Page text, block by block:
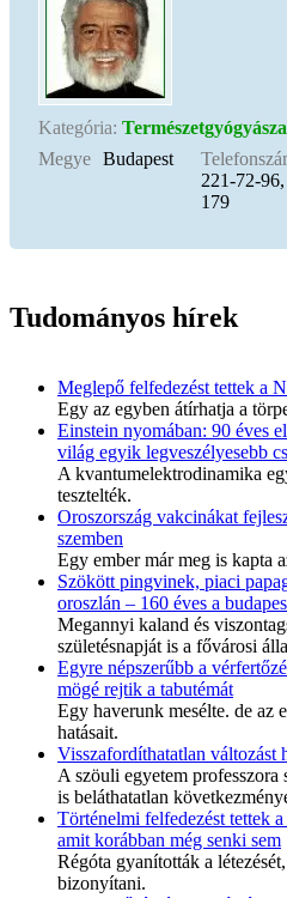
Kategória:
Megye Budapest
221-72-
179
Tudományos hírek
Meglepő felfedezést tettek a
Egy az egyben átírhatja a
Einstein nyomában: 90 éves
világ egyik legveszélyesebb
A kvantumelektrodinamika
tesztelték.
Oroszország vakcinákat
szemben
Egy ember már meg is kapta
Szökött pingvinek, piaci
oroszlán – 160 éves a
Megannyi kaland és
születésnapját is a fővárosi
Egyre népszerűbb a
mögé rejtik a tabutémát
Egy haverunk mesélte. de az
hatásait.
Visszafordíthatatlan változást
A szöuli egyetem professzora
is beláthatatlan
Történelmi felfedezést tettek
amit korábban még senki sem
Régóta gyanították a
bizonyítani.